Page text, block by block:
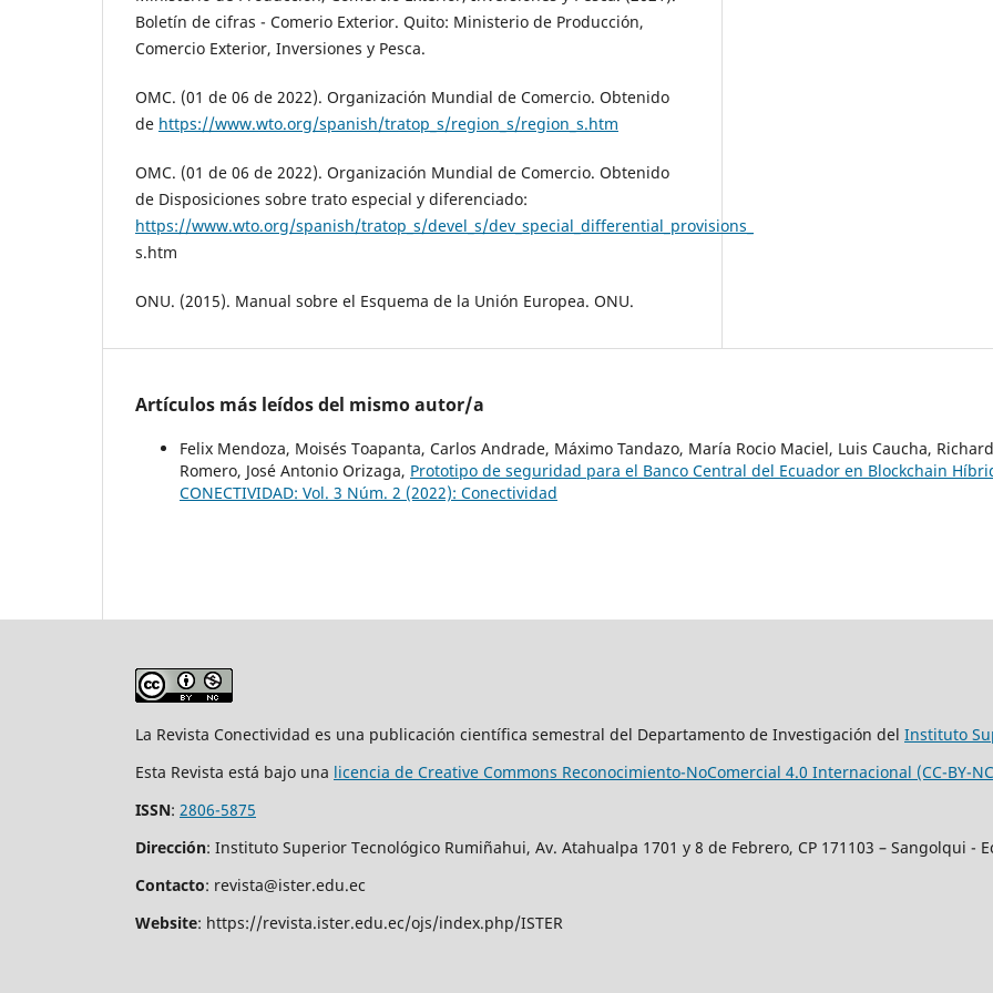
Boletín de cifras - Comerio Exterior. Quito: Ministerio de Producción,
Comercio Exterior, Inversiones y Pesca.
OMC. (01 de 06 de 2022). Organización Mundial de Comercio. Obtenido
de https://www.wto.org/spanish/tratop_s/region_s/region_s.htm
OMC. (01 de 06 de 2022). Organización Mundial de Comercio. Obtenido
de Disposiciones sobre trato especial y diferenciado:
https://www.wto.org/spanish/tratop_s/devel_s/dev_special_differential_provisions_
s.htm
ONU. (2015). Manual sobre el Esquema de la Unión Europea. ONU.
Artículos más leídos del mismo autor/a
Felix Mendoza, Moisés Toapanta, Carlos Andrade, Máximo Tandazo, María Rocio Maciel, Luis Caucha, Richard
Romero, José Antonio Orizaga, Prototipo de seguridad para el Banco Central del Ecuador en Blockchain
CONECTIVIDAD: Vol. 3 Núm. 2 (2022): Conectividad
La Revista Conectividad es una publicación científica semestral del Departamento de Investigación del Instituto
Esta Revista está bajo una licencia de Creative Commons Reconocimiento-NoComercial 4.0 Internacional (CC-BY-
ISSN: 2806-5875
Dirección: Instituto Superior Tecnológico Rumiñahui, Av. Atahualpa 1701 y 8 de Febrero, CP 171103 – Sangolqui -
Contacto: revista@ister.edu.ec
Website: https://revista.ister.edu.ec/ojs/index.php/ISTER